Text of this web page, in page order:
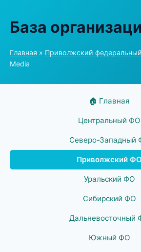
База
Главная » Приволжский
Media
🏠 Главная
Центральный ФО
Северо-Западный
Приволжский ФО
Уральский ФО
Сибирский ФО
Дальневосточный
Южный ФО